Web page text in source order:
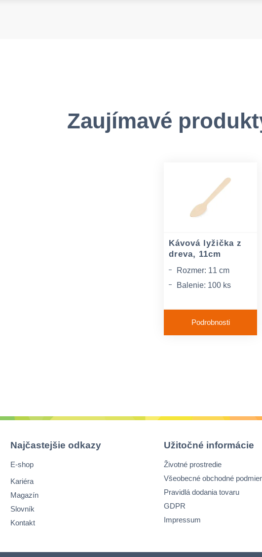
Zaujímavé
Kávová lyžička z
dreva, 11cm
Rozmer: 11 cm
Balenie: 100 ks
Podrobnosti
Najčastejšie odkazy
E-shop
Kariéra
Magazín
Slovník
Kontakt
Užitočné informácie
Životné prostredie
Všeobecné obchodné
Pravidlá dodania tovaru
GDPR
Impressum